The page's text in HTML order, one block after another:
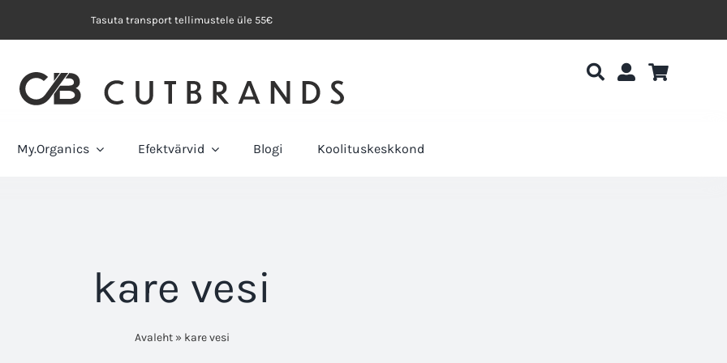
Tasuta transport tellimustele üle 55€
My.Organics Efektvärvid Blogi Koolituskeskkond
kare vesi
Avaleht» kare vesi